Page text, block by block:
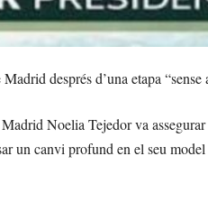
després d’una etapa “sense
Noelia Tejedor va
un canvi profund en el seu